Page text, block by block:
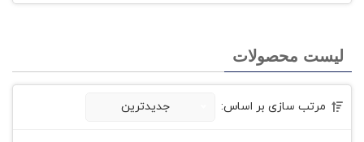
لیست محصولات
مرتب سازی بر اساس: جدیدترین